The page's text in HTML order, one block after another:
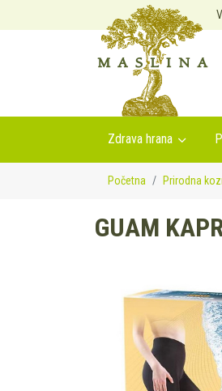
Zdrava hrana
Početna Prirodna
GUAM